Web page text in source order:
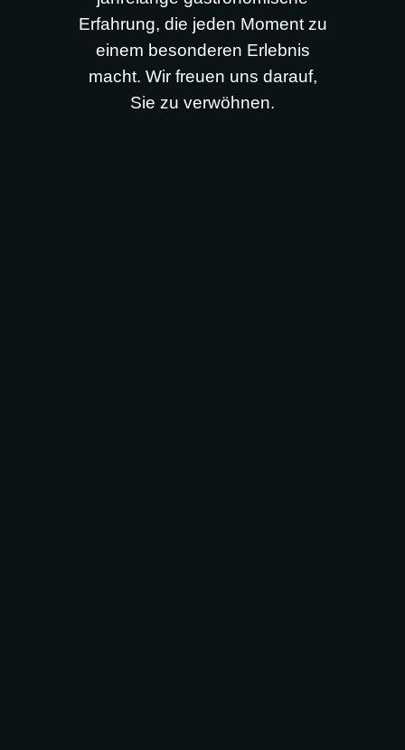
Erfahrung, die jeden Moment zu
einem besonderen Erlebnis
macht. Wir freuen uns darauf,
Sie zu verwöhnen.